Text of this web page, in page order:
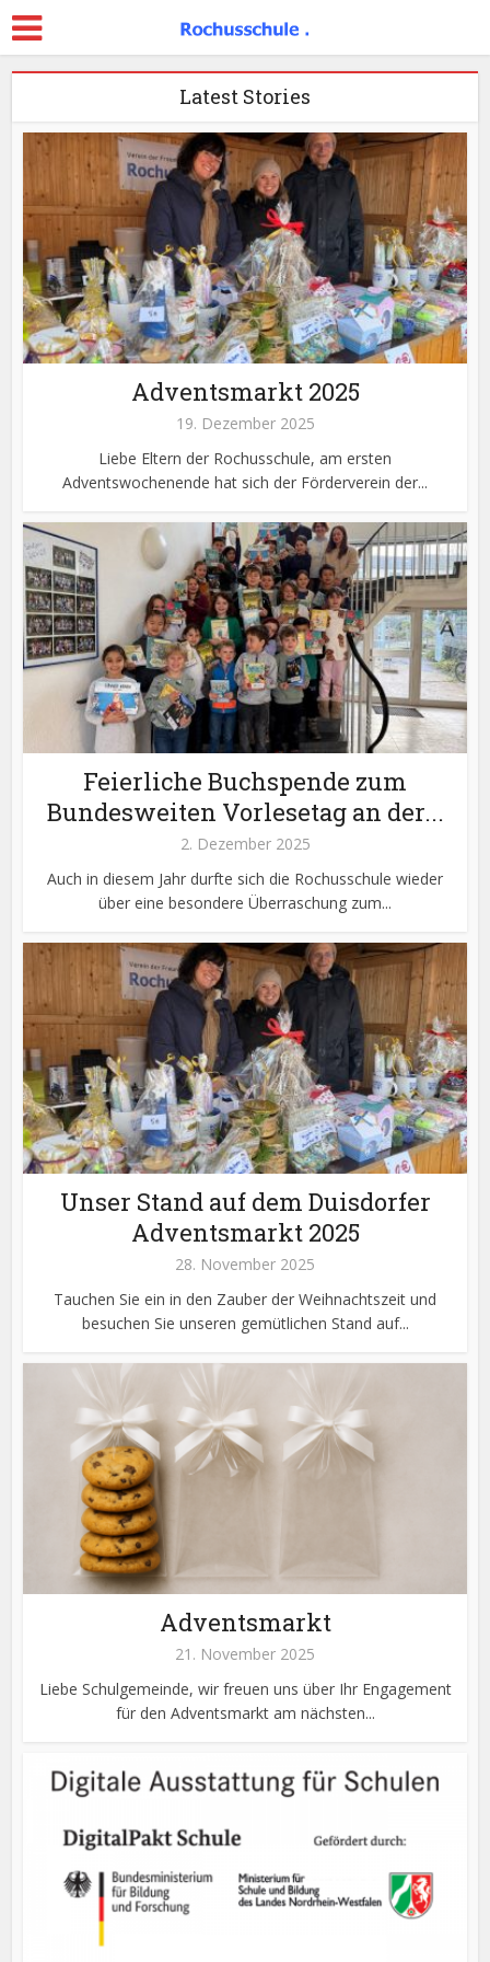
Latest Stories
Adventsmarkt 2025
19. Dezember 2025
Liebe Eltern der Rochusschule, am ersten
Adventswochenende hat sich der Förderverein der...
Feierliche Buchspende zum
Bundesweiten Vorlesetag an der...
2. Dezember 2025
Auch in diesem Jahr durfte sich die Rochusschule wieder
über eine besondere Überraschung zum...
Unser Stand auf dem Duisdorfer
Adventsmarkt 2025
28. November 2025
Tauchen Sie ein in den Zauber der Weihnachtszeit und
besuchen Sie unseren gemütlichen Stand auf...
Adventsmarkt
21. November 2025
Liebe Schulgemeinde, wir freuen uns über Ihr Engagement
für den Adventsmarkt am nächsten...